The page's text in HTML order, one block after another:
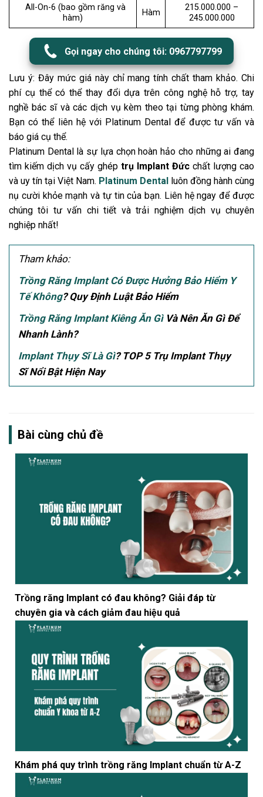
All-On-6 (bao gồm răng và
hàm)
Hàm
215.000.000 –
245.000.000
Gọi ngay cho chúng tôi: 0967797799
Lưu ý: Đây mức giá này chỉ mang tính chất tham khảo. Chi
phí cụ thể có thể thay đổi dựa trên công nghệ hỗ trợ, tay
nghề bác sĩ và các dịch vụ kèm theo tại từng phòng khám.
Bạn có thể liên hệ với Platinum Dental để được tư vấn và
báo giá cụ thể.
Platinum Dental là sự lựa chọn hoàn hảo cho những ai đang
tìm kiếm dịch vụ cấy ghép trụ Implant Đức chất lượng cao
và uy tín tại Việt Nam. Platinum Dental
luôn đồng hành cùng
nụ cười khỏe mạnh và tự tin của bạn. Liên hệ ngay để được
chúng tôi tư vấn chi tiết và trải nghiệm dịch vụ chuyên
nghiệp nhất!
Tham khảo:
Trồng Răng Implant Có Được Hưởng Bảo Hiểm Y
Tế Không? Quy Định Luật Bảo Hiểm
Trồng Răng Implant Kiêng Ăn GìVà Nên Ăn Gì Để
Nhanh Lành?
Implant Thụy Sĩ Là Gì? TOP 5 Trụ Implant Thụy
Sĩ Nổi Bật Hiện Nay
Bài cùng chủ đề
Trồng răng Implant có đau không? Giải đáp từ
chuyên gia và cách giảm đau hiệu quả
Khám phá quy trình trồng răng Implant chuẩn từ A-Z